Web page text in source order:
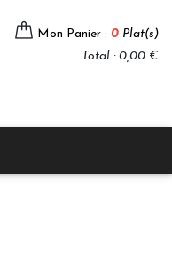
Mon Panier : 0 Plat(s)
Total : 0,00 €